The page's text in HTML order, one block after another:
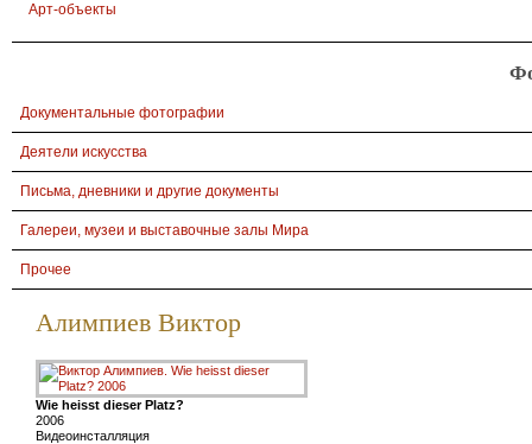
Арт-объекты
Документальные фотографии
Деятели искусства
Письма, дневники и другие документы
Галереи, музеи и выставочные залы Мира
Прочее
Алимпиев Виктор
Wie heisst dieser Platz?
2006
Видеоинсталляция